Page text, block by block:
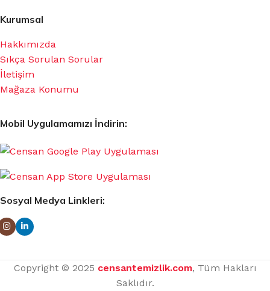
Kurumsal
Hakkımızda
Sıkça Sorulan Sorular
İletişim
Mağaza Konumu
Mobil Uygulamamızı İndirin:
Sosyal Medya Linkleri:
Copyright © 2025 censantemizlik.com, Tüm Hakları
Saklıdır.